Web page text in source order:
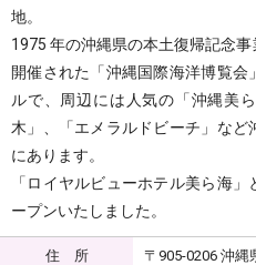
地。
1975 年の沖縄県の本土復帰記念
開催された「沖縄国際海洋博覧
ルで、周辺には人気の「沖縄美
木」、「エメラルドビーチ」な
にあります。
「ロイヤルビューホテル美ら海
ープンいたしました。
住 所 〒905-0206 沖縄